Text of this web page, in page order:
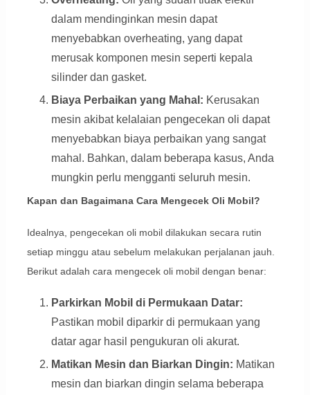
dalam mendinginkan mesin dapat
menyebabkan overheating, yang dapat
merusak komponen mesin seperti kepala
silinder dan gasket.
Biaya Perbaikan yang Mahal: Kerusakan
mesin akibat kelalaian pengecekan oli dapat
menyebabkan biaya perbaikan yang sangat
mahal. Bahkan, dalam beberapa kasus, Anda
mungkin perlu mengganti seluruh mesin.
Kapan dan Bagaimana Cara Mengecek Oli Mobil?
Idealnya, pengecekan oli mobil dilakukan secara rutin
setiap minggu atau sebelum melakukan perjalanan jauh.
Berikut adalah cara mengecek oli mobil dengan benar:
Parkirkan Mobil di Permukaan Datar:
Pastikan mobil diparkir di permukaan yang
datar agar hasil pengukuran oli akurat.
Matikan Mesin dan Biarkan Dingin: Matikan
mesin dan biarkan dingin selama beberapa